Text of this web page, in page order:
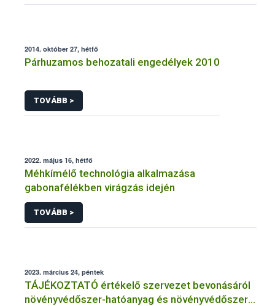
2014. október 27, hétfő
Párhuzamos behozatali engedélyek 2010
TOVÁBB >
2022. május 16, hétfő
Méhkímélő technológia alkalmazása
gabonafélékben virágzás idején
TOVÁBB >
2023. március 24, péntek
TÁJÉKOZTATÓ értékelő szervezet bevonásáról
növényvédőszer-hatóanyag és növényvédőszer